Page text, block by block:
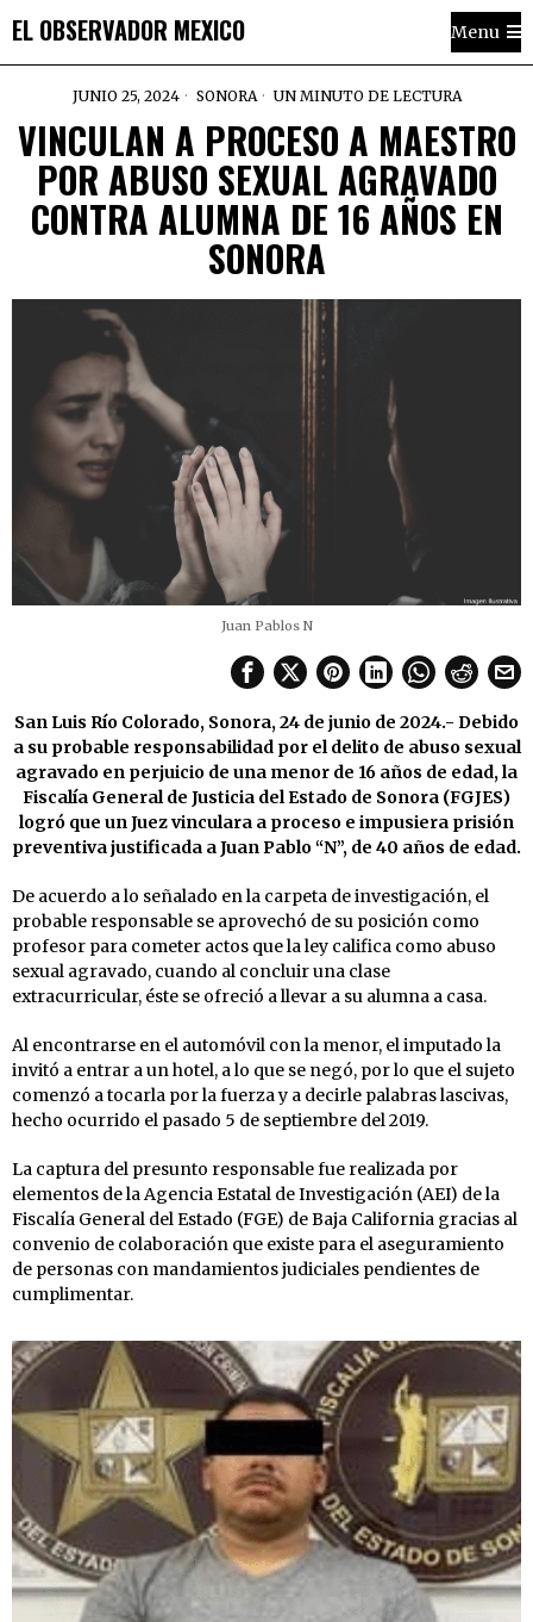
EL OBSERVADOR MEXICO Menu
JUNIO 25, 2024 SONORA UN MINUTO DE LECTURA
VINCULAN A PROCESO A MAESTRO
POR ABUSO SEXUAL AGRAVADO
CONTRA ALUMNA DE 16 AÑOS EN
SONORA
Juan Pablos N
San Luis Río Colorado, Sonora, 24 de junio de 2024.- Debido
a su probable responsabilidad por el delito de abuso sexual
agravado en perjuicio de una menor de 16 años de edad, la
Fiscalía General de Justicia del Estado de Sonora (FGJES)
logró que un Juez vinculara a proceso e impusiera prisión
preventiva justificada a Juan Pablo “N”, de 40 años de edad.
De acuerdo a lo señalado en la carpeta de investigación, el
probable responsable se aprovechó de su posición como
profesor para cometer actos que la ley califica como abuso
sexual agravado, cuando al concluir una clase
extracurricular, éste se ofreció a llevar a su alumna a casa.
Al encontrarse en el automóvil con la menor, el imputado la
invitó a entrar a un hotel, a lo que se negó, por lo que el sujeto
comenzó a tocarla por la fuerza y a decirle palabras lascivas,
hecho ocurrido el pasado 5 de septiembre del 2019.
La captura del presunto responsable fue realizada por
elementos de la Agencia Estatal de Investigación (AEI) de la
Fiscalía General del Estado (FGE) de Baja California gracias al
convenio de colaboración que existe para el aseguramiento
de personas con mandamientos judiciales pendientes de
cumplimentar.